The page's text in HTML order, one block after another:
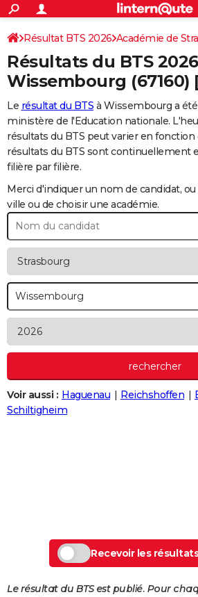
ACTUALITÉS
Politique
Société
Faits Divers
Education
Monde
Villes
+
SPORT
Coupe du monde 2026
Football
Tennis
Cyclisme
Rugby
Forum
CULTURE
FINANCE
Retraite
Impôts
Epargne
Immobilier
Risques naturels par ville
Banque
Assurance
Crédit
Essais
Réserver un essai
Citadines
Berlines
SUV
Forum auto
+HIGH-TECH
Mobiles
Meilleur smartphone
Internet
Ordinateurs
Jeux vidéo
Guide high-tech
+
BRICOLAGE
Forum
Aménagement intérieur
Extérieur
Cuisine
Salle de bains
Jardinage
Rangement
+WEEK-END
Guides de France
Escapades
Patrimoine
Expositions
Musées
Week-end nature
+
LIFESTYLE
Art de vivre
Bien-être
Loisirs
Mode
Modes de vie
Alimentation
Guide de la santé
Maladies
Médicaments
Sommeil
VOYAGE
Destinations
City break
Voyage nature
Voyage de noces
Forum
Climat
PHOTO
CARTE DE VOEUX
S'inscrire
Connexion
Résultat BTS 2026 Académie de
Résultats du BTS
Wissembourg (67160)
Le résultat du BTS à Wissembourg a
ministère de l'Education nationale.
résultats du BTS peut varier en fonction
résultats du BTS sont continuellement
filière par filière.
Merci d'indiquer un nom de candidat,
ville ou de choisir une académie.
Voir aussi : Haguenau Reichshoffen
Schiltigheim
Recevoir les résultats
Le résultat du BTS est publié. Pour